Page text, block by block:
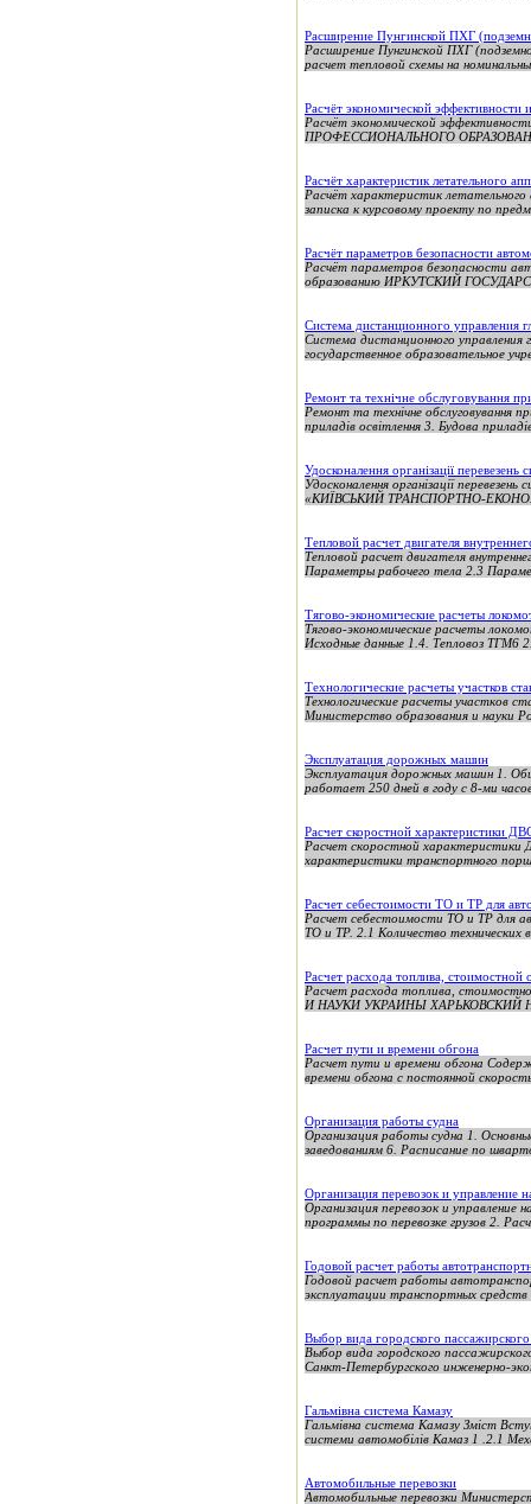
Расширение Пунгинской ПХГ
Расширение Пунгинской ПХГ
расчет тепловой схемы на
Расчёт экономической эффективности
Расчёт экономической
ПРОФЕССИОНАЛЬНОГО
Расчёт характеристик летательного
Расчёт характеристик
записка к курсовому проекту по
Расчёт параметров безопасности
Расчёт параметров безопасности
образованию ИРКУТСКИЙ
Система дистанционного управления
Система дистанционного
государственное
Ремонт та технічне обслуговування
Ремонт та технічне обслуговування
приладів освітлення 3. Будова
Удосконалення організації перевезень
Удосконалення організації
«КИЇВСЬКИЙ ТРАНСПОРТНО-
Тепловой расчет двигателя
Тепловой расчет двигателя
Параметры рабочего тела 2.3
Тягово-экономические расчеты
Тягово-экономические расчеты
Исходные данные 1.4. Тепловоз ТГМ6
Технологические расчеты участков
Технологические расчеты участков
Министерство образования и науки
Эксплуатация дорожных машин
Эксплуатация дорожных машин 1.
работает 250 дней в году с 8-ми
Расчет скоростной характеристики
Расчет скоростной
характеристики транспортного
Расчет себестоимости ТО и ТР для
Расчет себестоимости ТО и ТР для
ТО и ТР. 2.1 Количество технических
Расчет расхода топлива,
Расчет расхода топлива,
И НАУКИ УКРАИНЫ
Расчет пути и времени обгона
Расчет пути и времени обгона
времени обгона с постоянной
Организация работы судна
Организация работы судна 1.
заведованиям 6. Расписание по
Организация перевозок и управление
Организация перевозок и
программы по перевозке грузов 2.
Годовой расчет работы
Годовой расчет работы
эксплуатации транспортных
Выбор вида городского
Выбор вида городского
Санкт-Петербургского инженерно-
Гальмівна система Камазу
Гальмівна система Камазу Зміст
системи автомобілів Камаз 1 .2.1
Автомобильные перевозки
Автомобильные перевозки